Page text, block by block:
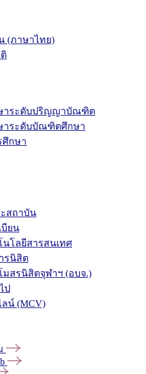
(ภาษาไทย)
าระดับปริญญาบัณฑิต
าระดับบัณฑิตศึกษา
ศึกษา
สถาบัน
บียน
โลยีสารสนเทศ
รนิสิต
มสรนิสิตจุฬาฯ (อบจ.)
ป
น์ (MCV)